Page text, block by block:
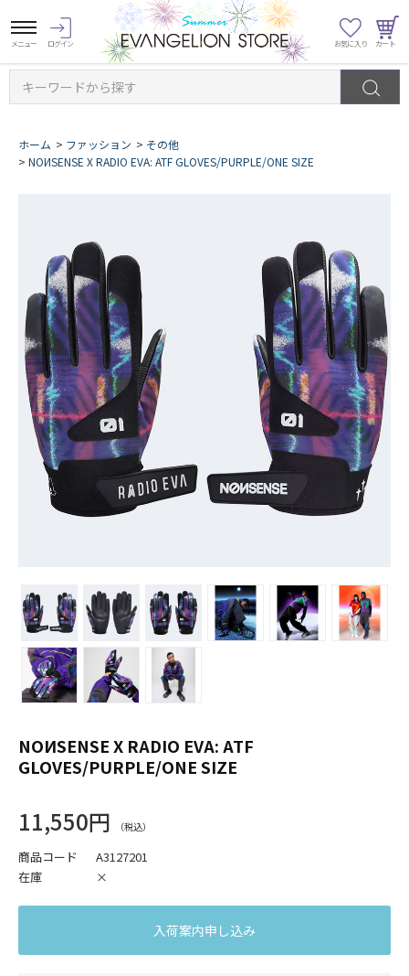
キーワードから探す
ホーム > ファッション > その他
> NOИSENSE X RADIO EVA: ATF GLOVES/PURPLE/ONE SIZE
NOИSENSE X RADIO EVA: ATF
GLOVES/PURPLE/ONE SIZE
11,550円
商品コード
A3127201
在庫
×
入荷案内申し込み